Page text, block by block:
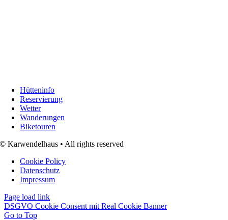
Hütteninfo
Reservierung
Wetter
Wanderungen
Biketouren
© Karwendelhaus • All rights reserved
Cookie Policy
Datenschutz
Impressum
Page load link
DSGVO Cookie Consent mit Real Cookie Banner
Go to Top